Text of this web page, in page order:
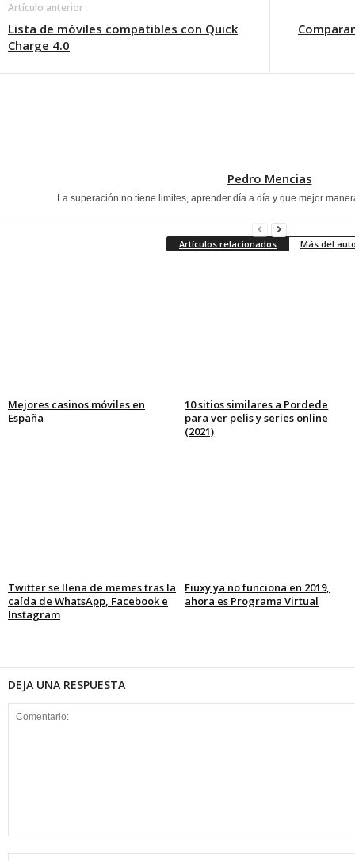
Artículo anterior
Lista de móviles compatibles con Quick
Charge 4.0
Pedro Mencias
La superación no tiene limites, aprender día a día y que mejor
Artículos relacionados Más del
Mejores casinos móviles en
España
10 sitios similares a Pordede
para ver pelis y series online
(2021)
Twitter se llena de memes tras la
caída de WhatsApp, Facebook e
Instagram
Fiuxy ya no funciona en 2019,
ahora es Programa Virtual
DEJA UNA RESPUESTA